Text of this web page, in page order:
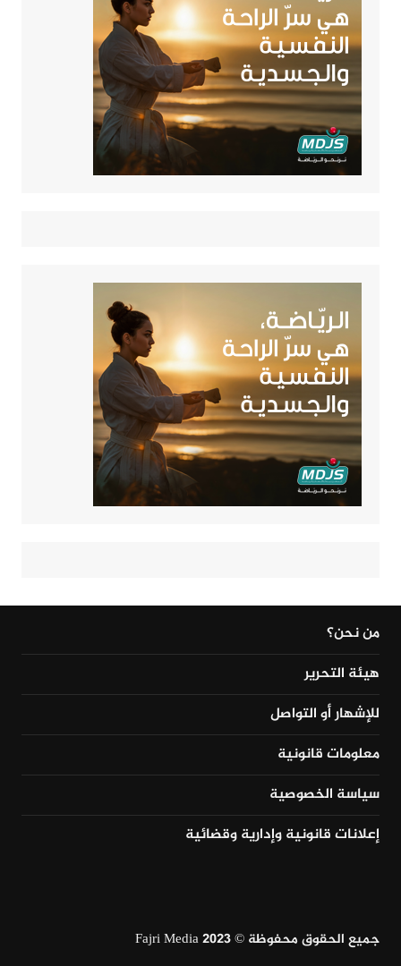
من نحن؟
هيئة التحرير
للإشهار أو التواصل
معلومات قانونية
سياسة الخصوصية
إعلانات قانونية وإدارية وقضائية
جميع الحقوق محفوظة © Fajri Media 2023